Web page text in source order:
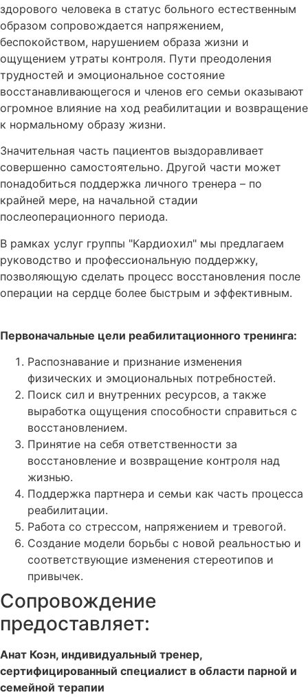
здорового человека в статус больного естественным
образом сопровождается напряжением,
беспокойством, нарушением образа жизни и
ощущением утраты контроля. Пути преодоления
трудностей и эмоциональное состояние
восстанавливающегося и членов его семьи
огромное влияние на ход реабилитации и
к нормальному образу жизни.
Значительная часть пациентов выздоравливает
совершенно самостоятельно. Другой части может
понадобиться поддержка личного тренера – по
крайней мере, на начальной стадии
послеоперационного периода.
В рамках услуг группы "Кардиохил" мы предлагаем
руководство и профессиональную поддержку,
позволяющую сделать процесс восстановления после
операции на сердце более быстрым и эффективным.
Первоначальные цели реабилитационного тренинга:
Распознавание и признание изменения
физических и эмоциональных потребностей.
Поиск сил и внутренних ресурсов, а также
выработка ощущения способности справиться с
восстановлением.
Принятие на себя ответственности за
восстановление и возвращение контроля над
жизнью.
Поддержка партнера и семьи как часть
реабилитации.
Работа со стрессом, напряжением и тревогой.
Создание модели борьбы с новой реальностью и
соответствующие изменения стереотипов и
привычек.
Сопровождение
предоставляет:
Анат Коэн, индивидуальный тренер,
сертифицированный специалист в области парной и
семейной терапии